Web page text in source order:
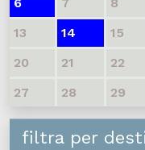
13
14 15
20
21 22
27
28 29
filtra per